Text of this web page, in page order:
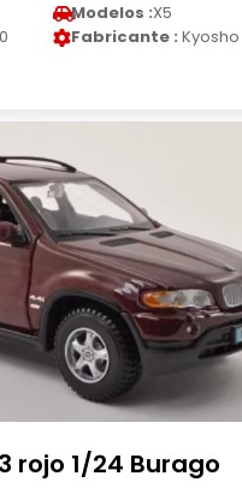
Modelos :X5
Fabricante : Kyosho
rojo 1/24 Burago